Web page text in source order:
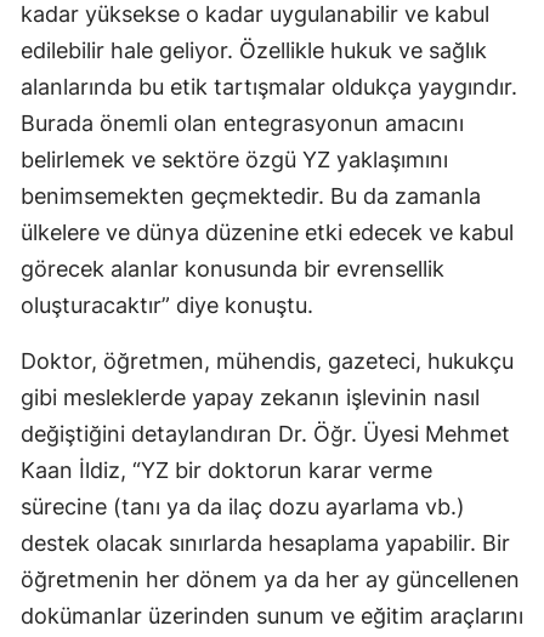
kadar yüksekse o kadar uygulanabilir ve kabul
edilebilir hale geliyor. Özellikle hukuk ve sağlık
alanlarında bu etik tartışmalar oldukça yaygındır.
Burada önemli olan entegrasyonun amacını
belirlemek ve sektöre özgü YZ yaklaşımını
benimsemekten geçmektedir. Bu da zamanla
ülkelere ve dünya düzenine etki edecek ve kabul
görecek alanlar konusunda bir evrensellik
oluşturacaktır” diye konuştu.
Doktor, öğretmen, mühendis, gazeteci, hukukçu
gibi mesleklerde yapay zekanın işlevinin nasıl
değiştiğini detaylandıran Dr. Öğr. Üyesi Mehmet
Kaan İldiz, “YZ bir doktorun karar verme
sürecine (tanı ya da ilaç dozu ayarlama vb.)
destek olacak sınırlarda hesaplama yapabilir. Bir
öğretmenin her dönem ya da her ay güncellenen
dokümanlar üzerinden sunum ve eğitim araçlarını